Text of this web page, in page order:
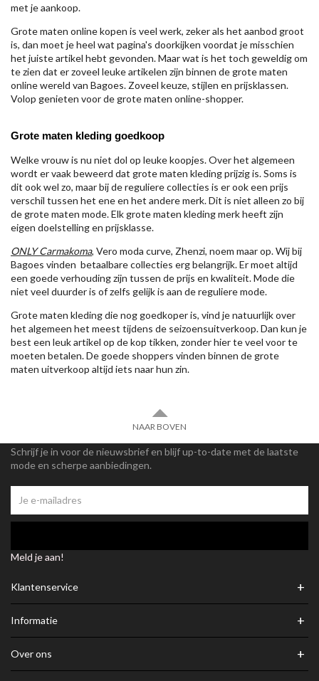
met je aankoop.
Grote maten online kopen is veel werk, zeker als het aanbod groot
is, dan moet je heel wat pagina's doorkijken voordat je misschien
het juiste artikel hebt gevonden. Maar wat is het toch geweldig om
te zien dat er zoveel leuke artikelen zijn binnen de grote maten
online wereld van Bagoes. Zoveel keuze, stijlen en prijsklassen.
Volop genieten voor de grote maten online-shopper.
Grote maten kleding goedkoop
Welke vrouw is nu niet dol op leuke koopjes. Over het algemeen
wordt er vaak beweerd dat grote maten kleding prijzig is. Soms is
dit ook wel zo, maar bij de reguliere collecties is er ook een prijs
verschil tussen het ene en het andere merk. Dit is niet alleen zo bij
de grote maten mode. Elk grote maten kleding merk heeft zijn
eigen doelstelling en prijsklasse.
ONLY Carmakoma, Vero moda curve, Zhenzi, noem maar op. Wij bij
Bagoes vinden betaalbare collecties erg belangrijk. Er moet altijd
een goede verhouding zijn tussen de prijs en kwaliteit. Mode die
niet veel duurder is of zelfs gelijk is aan de reguliere mode.
Grote maten kleding die nog goedkoper is, vind je natuurlijk over
het algemeen het meest tijdens de seizoensuitverkoop. Dan kun je
best een leuk artikel op de kop tikken, zonder hier te veel voor te
moeten betalen. De goede shoppers vinden binnen de grote
maten uitverkoop altijd iets naar hun zin.
NAAR BOVEN
Schrijf je in voor de nieuwsbrief en blijf up-to-date met de laatste
mode en scherpe aanbiedingen.
Meld je aan!
Klantenservice +
Informatie +
Over ons +